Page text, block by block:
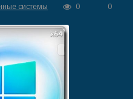
системы 0 0